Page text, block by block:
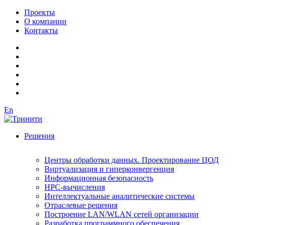
Проекты
О компании
Контакты
En
Решения
Центры обработки данных. Проектирование ЦОД
Виртуализация и гиперконвергенция
Информационная безопасность
HPC-вычисления
Интеллектуальные аналитические системы
Отраслевые решения
Построение LAN/WLAN сетей организации
Разработка программного обеспечения